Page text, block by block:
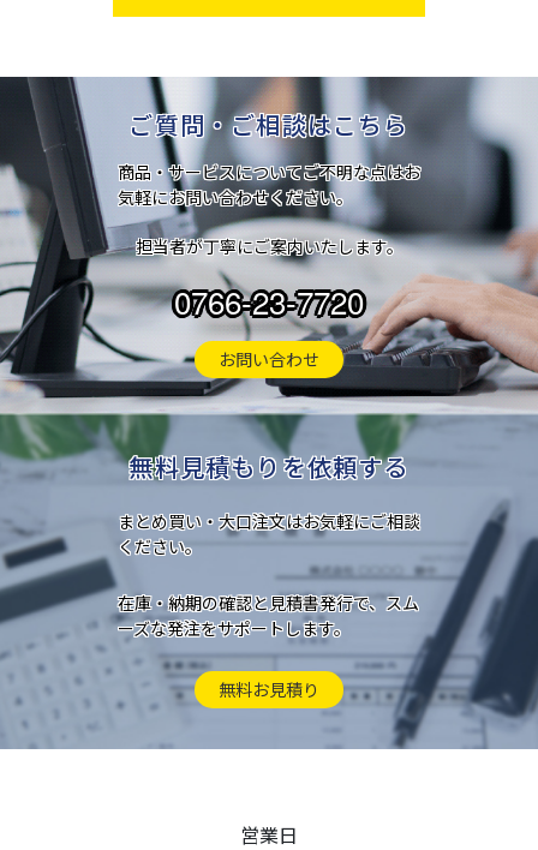
ご質問・ご相談はこちら
商品・サービスについてご不明な点はお
気軽にお問い合わせください。
担当者が丁寧にご案内いたします。
0766-23-7720
お問い合わせ
無料見積もりを依頼する
まとめ買い・大口注文はお気軽にご相談
ください。
在庫・納期の確認と見積書発行で、スム
ーズな発注をサポートします。
無料お見積り
営業日